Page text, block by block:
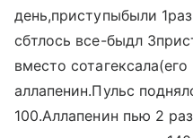
день,приступыбыли
сбтлось все-быдл
вместо
аллапенин.Пульс
100.Аллапенин пью 2